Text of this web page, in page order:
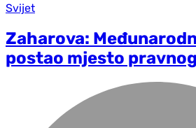
Svijet
Zaharova:
postao mjesto